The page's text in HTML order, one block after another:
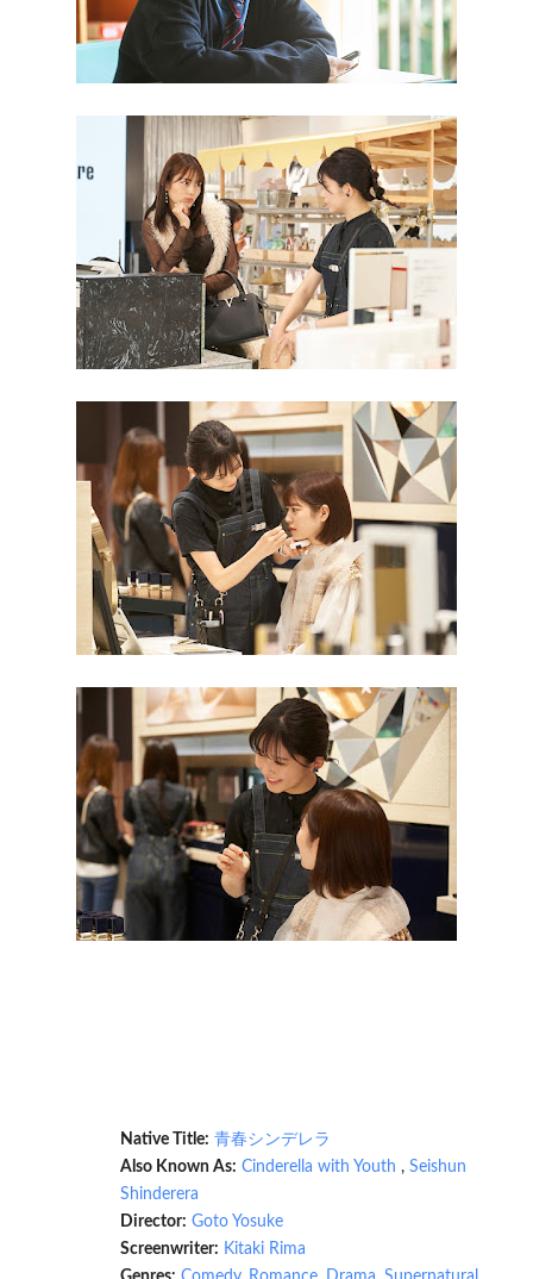
Native Title: 青春シンデレラ
Also Known As: Cinderella with Youth , Seishun
Shinderera
Director: Goto Yosuke
Screenwriter: Kitaki Rima